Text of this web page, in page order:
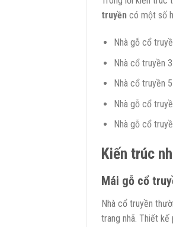
truyền có một số
Nhà gỗ cổ
Nhà cổ truyền
Nhà cổ truyền
Nhà gỗ cổ
Nhà gỗ cổ
Kiến trúc
Mái gỗ cổ
Nhà cổ truyền
trang nhã. Thiết